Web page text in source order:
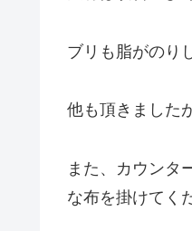
ブリも脂がのり
他も頂きました
また、カウンタ
な布を掛けてく